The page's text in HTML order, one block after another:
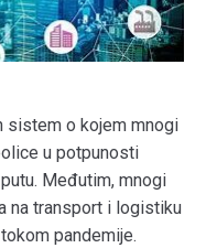
sistem o kojem mnogi
u potpunosti
Međutim, mnogi
na transport i logistiku
pandemije.